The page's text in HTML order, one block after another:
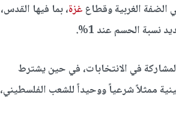
الغربية وقطاع غزة، بما فيها القدس،
نسبة الحسم عند 1%.
في الانتخابات، في حين يشترط
ممثلاً شرعياً ووحيداً للشعب الفلسطيني،